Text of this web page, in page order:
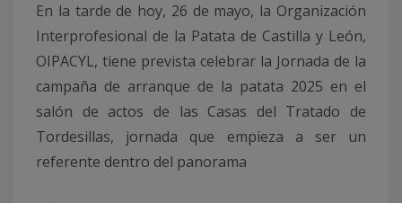
En la tarde de hoy, 26 de mayo, la Organización
Interprofesional de la Patata de Castilla y León,
OIPACYL, tiene prevista celebrar la Jornada de la
campaña de arranque de la patata 2025 en el
salón de actos de las Casas del Tratado de
Tordesillas, jornada que empieza a ser un
referente dentro del panorama